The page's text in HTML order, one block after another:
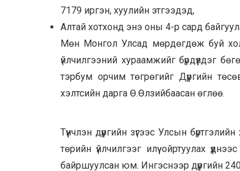
7179 иргэн, хуулийн этгээдэд,
Алтай хотхонд энэ оны 4-р сард
Мөн Монгол Улсад мөрдөгдөж буй
үйлчилгээний хураамжийг бүрдүүлдэг
тэрбум орчим төгрөгийг Дүүргийн
хэлтсийн дарга Ө.Өлзийбаасан өглөө.
Түүнчлэн дүүргийн зүгээс Улсын
төрийн үйлчилгээг илүү ойртуулах
байршуулсан юм. Ингэснээр дүүргийн